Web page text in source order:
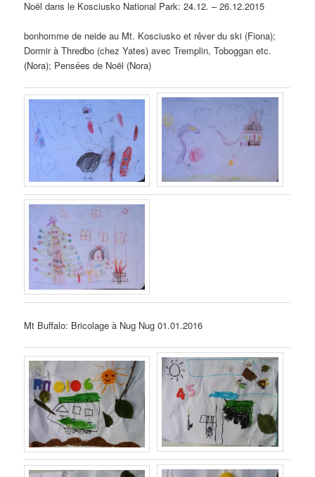
Noël dans le Kosciusko National Park: 24.12. – 26.12.2015
bonhomme de neide au Mt. Kosciusko et rêver du ski (Fiona);
Dormir à Thredbo (chez Yates) avec Tremplin, Toboggan etc.
(Nora); Pensées de Noël (Nora)
Mt Buffalo: Bricolage à Nug Nug 01.01.2016